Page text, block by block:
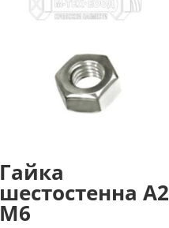
Гайка
шестостенна А2
М6